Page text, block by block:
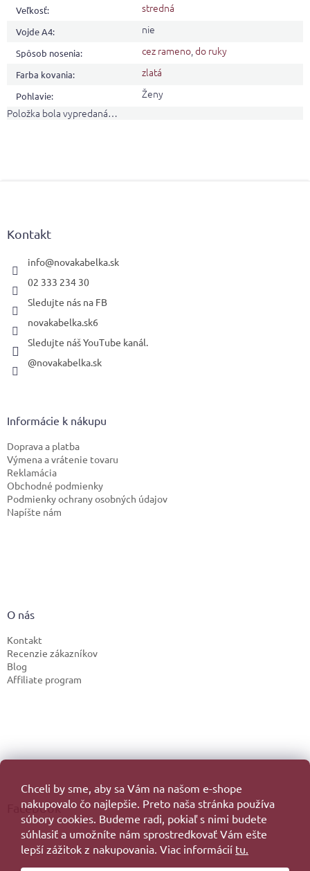
Chceli by sme, aby sa Vám na našom e-shope
nakupovalo čo najlepšie. Preto naša stránka používa
súbory cookies. Budeme radi, pokiaľ s nimi budete
súhlasiť a umožníte nám sprostredkovať Vám ešte
lepší zážitok z nakupovania. Viac informácií tu.
Veľkosť: stredná
Vojde A4: nie
Spôsob nosenia: cez rameno,do ruky
Farba kovania: zlatá
Pohlavie:
Ženy
Položka bola vypredaná…
Kontakt
info@novakabelka.sk
02 333 234 30
Sledujte nás na FB
novakabelka.sk6
Sledujte náš YouTube kanál.
@novakabelka.sk
Informácie k nákupu
Doprava a platba
Výmena a vrátenie tovaru
Reklamácia
Obchodné podmienky
Podmienky ochrany osobných údajov
Napíšte nám
O nás
Kontakt
Recenzie zákazníkov
Blog
Affiliate program
Facebook